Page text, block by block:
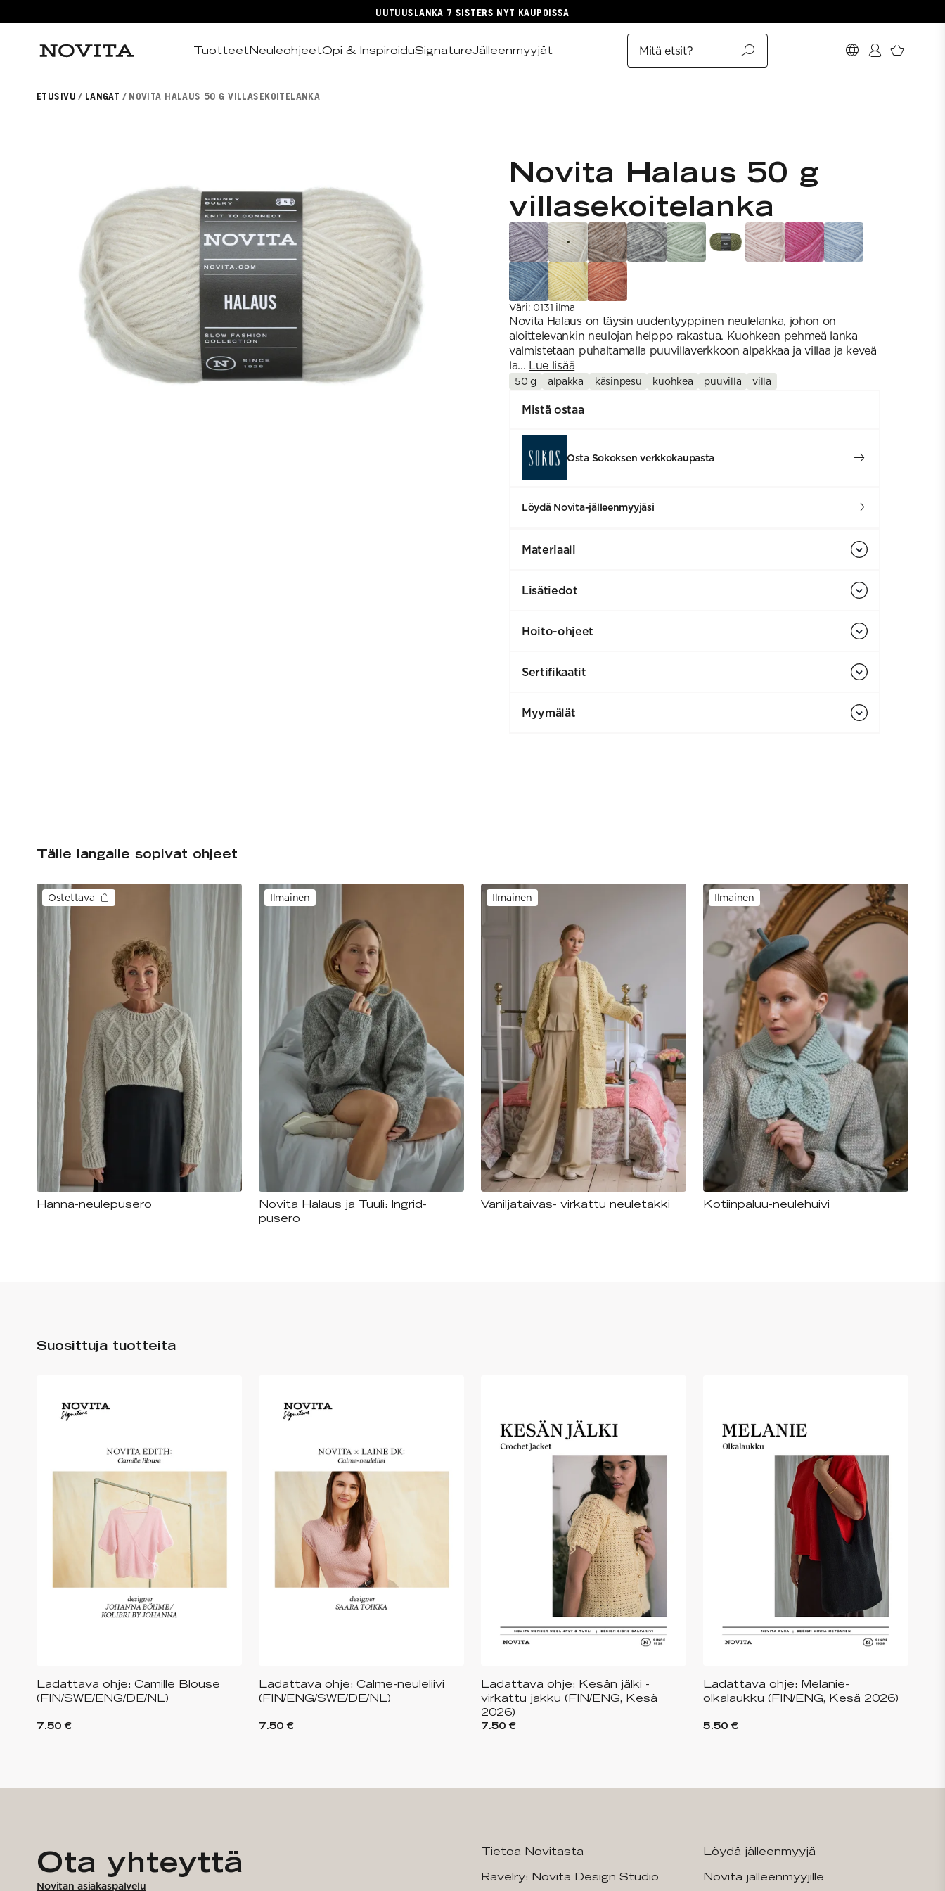
UUTUUSLANKA 7 SISTERS NYT KAUPOISSA
TuotteetNeuleohjeetOpi & InspiroiduSignatureJälleenmyyjät Mitä etsit?
ETUSIVU LANGAT NOVITA HALAUS 50 G VILLASEKOITELANKA
Novita Halaus 50 g
villasekoitelanka
Väri: 0131 ilma
Novita Halaus on täysin uudentyyppinen neulelanka, johon on
aloittelevankin neulojan helppo rakastua. Kuohkean pehmeä lanka
valmistetaan puhaltamalla puuvillaverkkoon alpakkaa ja villaa ja keveä
la... Lue lisää
50 g alpakka käsinpesu kuohkea puuvilla villa
Mistä ostaa
Osta Sokoksen verkkokaupasta
Löydä Novita-jälleenmyyjäsi
Materiaali
Lisätiedot
Hoito-ohjeet
Sertifikaatit
Myymälät
Tälle langalle sopivat ohjeet
Ostettava
Hanna-neulepusero
Ilmainen
Novita Halaus ja Tuuli: Ingrid-
pusero
Ilmainen
Vaniljataivas- virkattu neuletakki
Ilmainen
Kotiinpaluu-neulehuivi
Suosittuja tuotteita
Ladattava ohje: Camille Blouse
(FIN/SWE/ENG/DE/NL)
7.50 €
Ladattava ohje: Calme-neuleliivi
(FIN/ENG/SWE/DE/NL)
7.50 €
Ladattava ohje: Kesän jälki -
virkattu jakku (FIN/ENG, Kesä
2026)
7.50 €
Ladattava ohje: Melanie-
olkalaukku (FIN/ENG, Kesä 2026)
5.50 €
Ota yhteyttä
Novitan asiakaspalvelu
Tietoa Novitasta
Ravelry: Novita Design Studio
Löydä jälleenmyyjä
Novita jälleenmyyjille